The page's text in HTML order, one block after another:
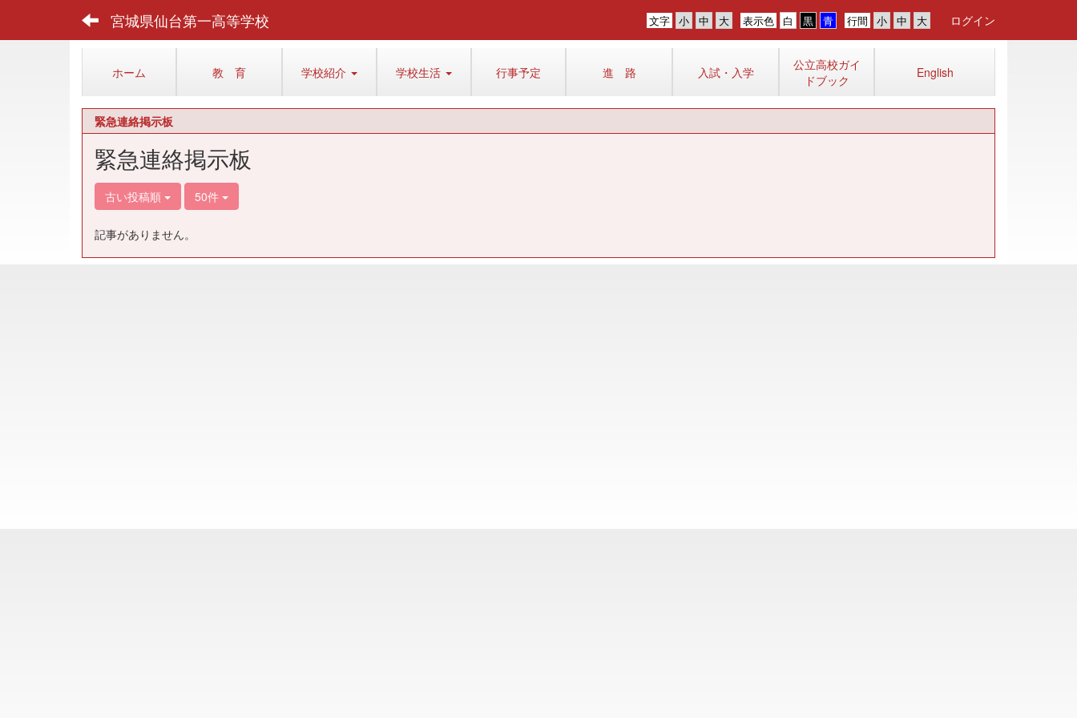
宮城県仙台第一高等学校 行間
表示色
文字 ログイン
ホーム 教 育 学校紹介 学校生活 行事予定 進 路 入試・入学
公立高校ガイ
ドブック
English
緊急連絡掲示板
緊急連絡掲示板
古い投稿順 50件
記事がありません。